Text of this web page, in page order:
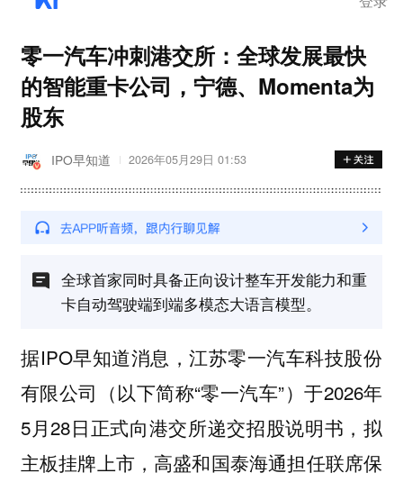
零一汽车冲刺港交所：全球发展最快
的智能重卡公司，宁德、Momenta为
股东
IPO早知道 2026年05月29日 01:53
全球首家同时具备正向设计整车开发能力和重
卡自动驾驶端到端多模态大语言模型。
据IPO早知道消息，江苏零一汽车科技股份
有限公司（以下简称“零一汽车”）于2026年
5月28日正式向港交所递交招股说明书，拟
主板挂牌上市，高盛和国泰海通担任联席保